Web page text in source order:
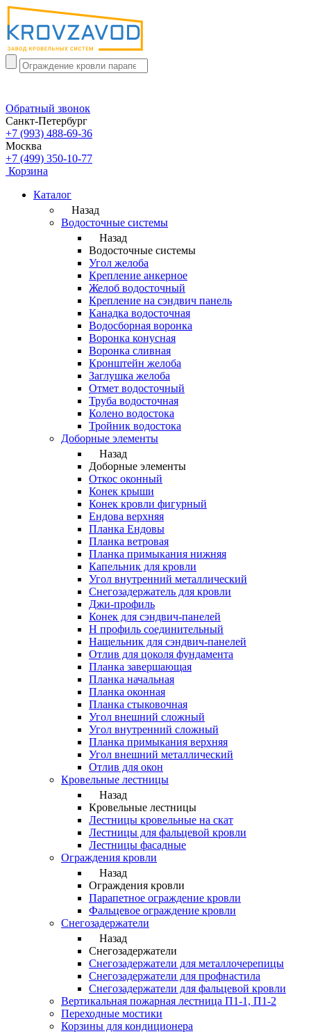
Обратный звонок
Санкт-Петербург
+7 (993) 488-69-36
Москва
+7 (499) 350-10-77
Корзина
Каталог
Назад
Водосточные системы
Назад
Водосточные системы
Угол желоба
Крепление анкерное
Желоб водосточный
Крепление на сэндвич панель
Канадка водосточная
Водосборная воронка
Воронка конусная
Воронка сливная
Кронштейн желоба
Заглушка желоба
Отмет водосточный
Труба водосточная
Колено водостока
Тройник водостока
Доборные элементы
Назад
Доборные элементы
Откос оконный
Конек крыши
Конек кровли фигурный
Ендова верхняя
Планка Ендовы
Планка ветровая
Планка примыкания нижняя
Капельник для кровли
Угол внутренний металлический
Снегозадержатель для кровли
Джи-профиль
Конек для сэндвич-панелей
Н профиль соединительный
Нащельник для сэндвич-панелей
Отлив для цоколя фундамента
Планка завершающая
Планка начальная
Планка оконная
Планка стыковочная
Угол внешний сложный
Угол внутренний сложный
Планка примыкания верхняя
Угол внешний металлический
Отлив для окон
Кровельные лестницы
Назад
Кровельные лестницы
Лестницы кровельные на скат
Лестницы для фальцевой кровли
Лестницы фасадные
Ограждения кровли
Назад
Ограждения кровли
Парапетное ограждение кровли
Фальцевое ограждение кровли
Снегозадержатели
Назад
Снегозадержатели
Снегозадержатели для металлочерепицы
Снегозадержатели для профнастила
Снегозадержатели для фальцевой кровли
Вертикальная пожарная лестница П1-1, П1-2
Переходные мостики
Корзины для кондиционера